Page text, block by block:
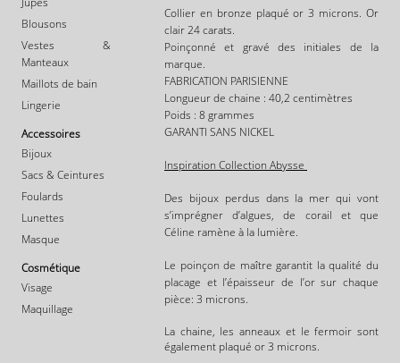
Collier en bronze plaqué or 3 microns. Or
clair 24 carats.
Poinçonné et gravé des initiales de la
marque.
FABRICATION PARISIENNE
Longueur de chaine : 40,2 centimètres
Poids : 8 grammes
GARANTI SANS NICKEL
Inspiration Collection Abysse
Des bijoux perdus dans la mer qui vont
s’imprégner d’algues, de corail et que
Céline ramène à la lumière.
Le poinçon de maître garantit la qualité du
placage et l’épaisseur de l’or sur chaque
pièce: 3 microns.
La chaine, les anneaux et le fermoir sont
également plaqué or 3 microns.
Blousons
Vestes &
Manteaux
Maillots de bain
Lingerie
Accessoires
Bijoux
Sacs & Ceintures
Foulards
Lunettes
Masque
Cosmétique
Visage
Maquillage